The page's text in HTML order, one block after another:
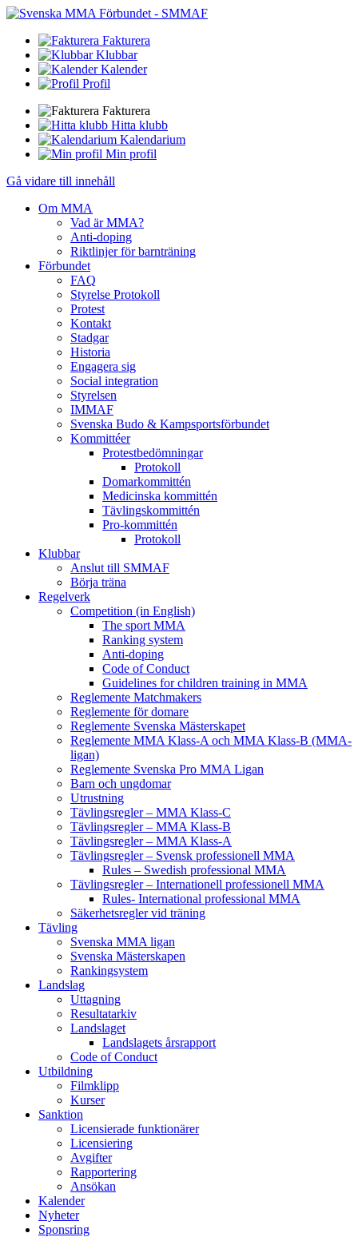
Fakturera
Klubbar
Kalender
Profil
Fakturera
Hitta klubb
Kalendarium
Min profil
Gå vidare till innehåll
Om MMA
Vad är MMA?
Anti-doping
Riktlinjer för barnträning
Förbundet
FAQ
Styrelse Protokoll
Protest
Kontakt
Stadgar
Historia
Engagera sig
Social integration
Styrelsen
IMMAF
Svenska Budo & Kampsportsförbundet
Kommittéer
Protestbedömningar
Protokoll
Domarkommittén
Medicinska kommittén
Tävlingskommittén
Pro-kommittén
Protokoll
Klubbar
Anslut till SMMAF
Börja träna
Regelverk
Competition (in English)
The sport MMA
Ranking system
Anti-doping
Code of Conduct
Guidelines for children training in MMA
Reglemente Matchmakers
Reglemente för domare
Reglemente Svenska Mästerskapet
Reglemente MMA Klass-A och MMA Klass-B (MMA-
ligan)
Reglemente Svenska Pro MMA Ligan
Barn och ungdomar
Utrustning
Tävlingsregler – MMA Klass-C
Tävlingsregler – MMA Klass-B
Tävlingsregler – MMA Klass-A
Tävlingsregler – Svensk professionell MMA
Rules – Swedish professional MMA
Tävlingsregler – Internationell professionell MMA
Rules- International professional MMA
Säkerhetsregler vid träning
Tävling
Svenska MMA ligan
Svenska Mästerskapen
Rankingsystem
Landslag
Uttagning
Resultatarkiv
Landslaget
Landslagets årsrapport
Code of Conduct
Utbildning
Filmklipp
Kurser
Sanktion
Licensierade funktionärer
Licensiering
Avgifter
Rapportering
Ansökan
Kalender
Nyheter
Sponsring